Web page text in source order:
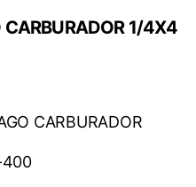
CARBURADOR 1/4X4
CARBURADOR
400